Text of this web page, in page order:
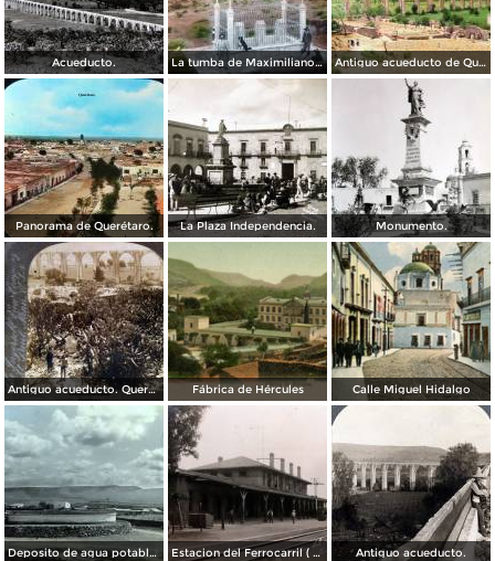
Acueducto. La tumba de Maximiliano de Absburgo Queretaro Por el fotografo William Henry Jackson. Antiguo acueducto de Querétaro.
Panorama de Querétaro. La Plaza Independencia. Monumento.
Antiguo acueducto. Querétaro Fábrica de Hércules Calle Miguel Hidalgo
Deposito de agua potable ( Circulada el 11 de Diciembre de 1920 ). Estacion del Ferrocarril ( Circulada el 19 de Diciembre de 1927 ). Antiguo acueducto.